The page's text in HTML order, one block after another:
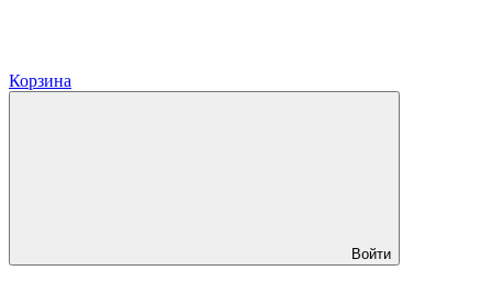
Корзина
Войти